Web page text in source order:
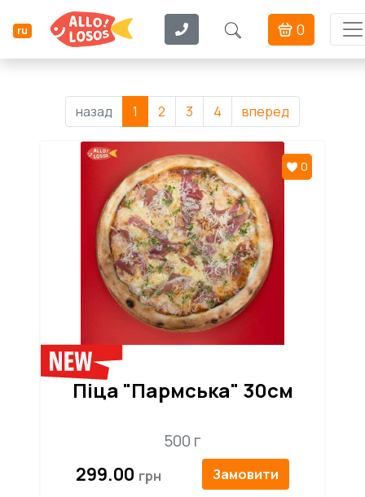
ru 0
назад 1 2 3 4 вперед
0
Піца "Пармська" 30см
500 г
299.00 Замовити